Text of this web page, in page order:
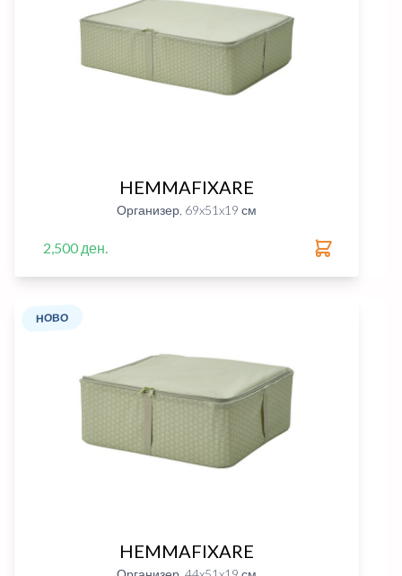
HEMMAFIXARE
Организер, 69x51x19 см
2,500 ден.
НОВО
HEMMAFIXARE